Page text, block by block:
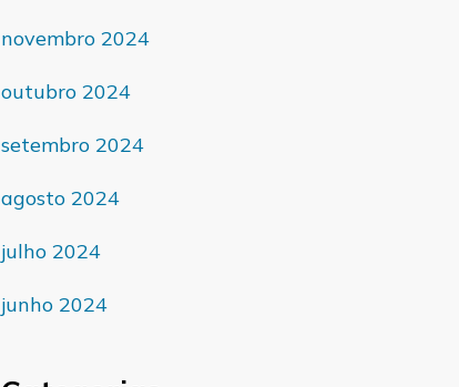
novembro 2024
outubro 2024
setembro 2024
agosto 2024
julho 2024
junho 2024